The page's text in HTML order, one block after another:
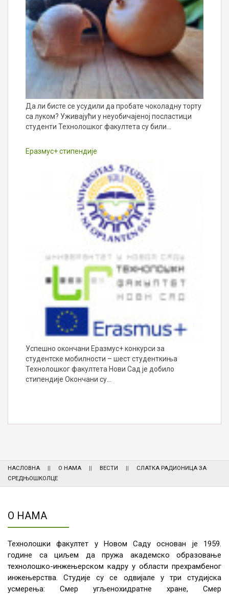
Да ли бисте се усудили да пробате чоколадну торту
са луком? Уживајући у неуобичајеној посластици
студенти Технолошког факултета су били…
Еразмус+ стипендије
Успешно окончани Еразмус+ конкурси за
студентске мобилности – шест студенткиња
Технолошког факултета Нови Сад је добило
стипендије Окончани су…
НАСЛОВНА О НАМА ВЕСТИ
СЛАТКА РАДИОНИЦА ЗА
СРЕДЊОШКОЛЦЕ
О НАМА
Технолошки факултет у Новом Саду основан је 1959.
године са циљем да пружа академско образовање
технолошко-инжењерском кадру у области прехрамбеног
инжењерства. Студије су се одвијале у три студијска
усмерења: Смер угљенохидратне хране, Смер